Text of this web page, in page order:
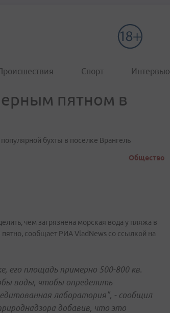
Спорт Интервью
пятном в
бухты в поселке Врангель
Общество
чем загрязнена морская вода у пляжа в
сообщает РИА VladNews со ссылкой на
его площадь примерно 500-800 кв.
воды, чтобы определить
лаборатория", - сообщил
добавив, что это